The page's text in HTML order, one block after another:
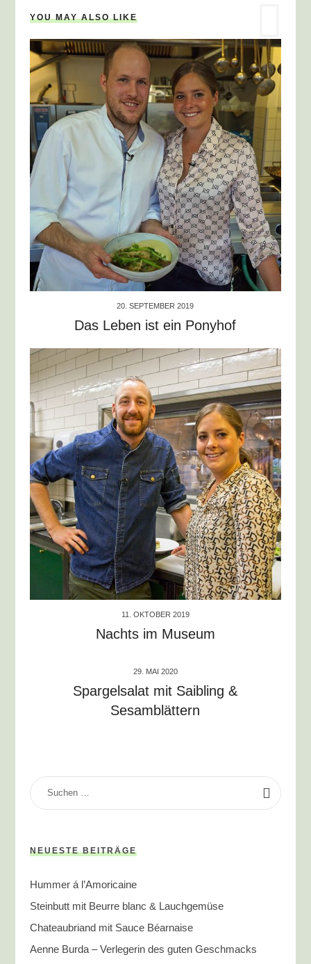
YOU MAY ALSO LIKE
20. SEPTEMBER 2019
Das Leben ist ein Ponyhof
11. OKTOBER 2019
Nachts im Museum
29. MAI 2020
Spargelsalat mit Saibling &
Sesamblättern
SUCHEN
NACH:
NEUESTE BEITRÄGE
Hummer á l’Amoricaine
Steinbutt mit Beurre blanc & Lauchgemüse
Chateaubriand mit Sauce Béarnaise
Aenne Burda – Verlegerin des guten Geschmacks